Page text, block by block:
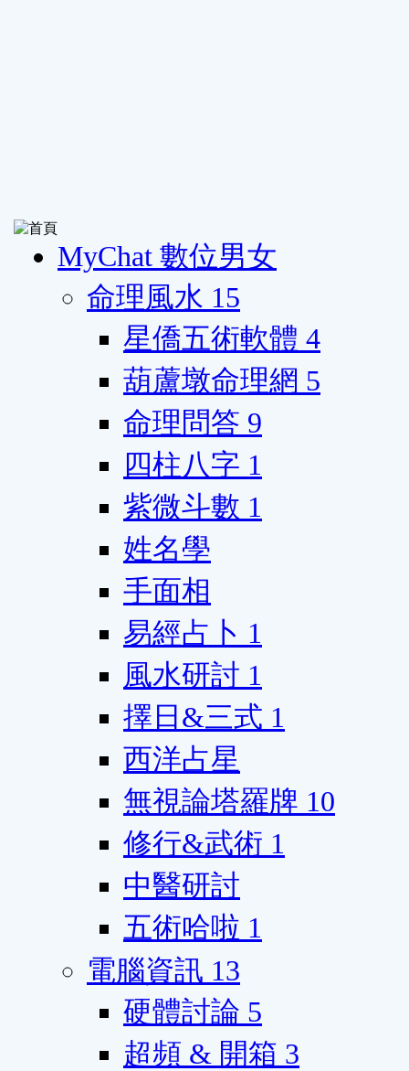
MyChat 數位男女
命理風水 15
星僑五術軟體 4
葫蘆墩命理網 5
命理問答 9
四柱八字 1
紫微斗數 1
姓名學
手面相
易經占卜 1
風水研討 1
擇日&三式 1
西洋占星
無視論塔羅牌 10
修行&武術 1
中醫研討
五術哈啦 1
電腦資訊 13
硬體討論 5
超頻 & 開箱 3